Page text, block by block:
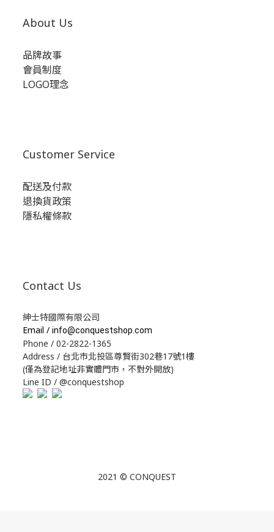
About Us
品牌故事
會員制度
LOGO理念
Customer Service
配送及付款
退換貨政策
隱私權條款
Contact Us
紳士特國際有限公司
Email / info@conquestshop.com
Phone / 02-2822-1365
Address / 台北市北投區尊賢街302巷17號1樓
(僅為登記地址非實體門市，不對外開放)
Line ID / @conquestshop
2021 © CONQUEST